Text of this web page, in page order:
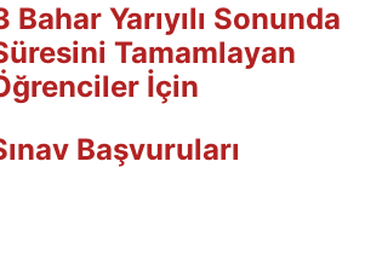
Yarıyılı Sonunda
Tamamlayan
İçin
Başvuruları